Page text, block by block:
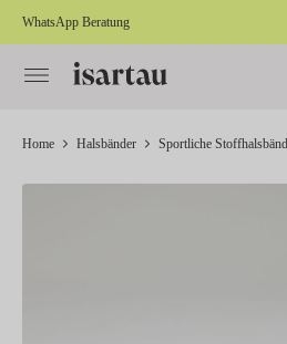
springen
WhatsApp Beratung
Home Halsbänder Sportliche